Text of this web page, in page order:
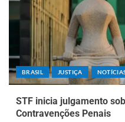
BRASIL JUSTIÇA
STF inicia julgamento
Contravenções Penais